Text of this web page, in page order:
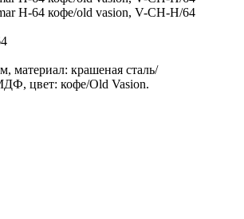
материал: крашеная сталь/
цвет: кофе/Old Vasion.